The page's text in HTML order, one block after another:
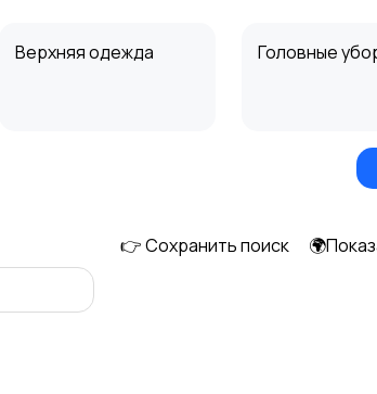
Верхняя одежда Головные
Штаны и шорты
👉 Сохранить поиск